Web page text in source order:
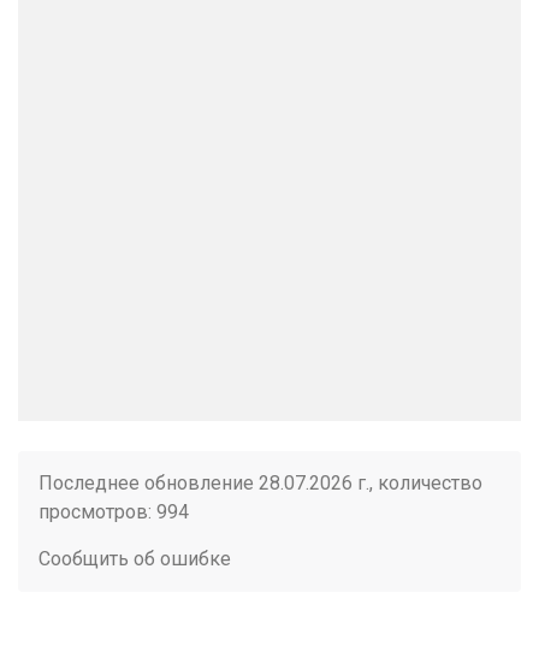
Последнее обновление 28.07.2026 г., количество
просмотров: 994
Сообщить об ошибке